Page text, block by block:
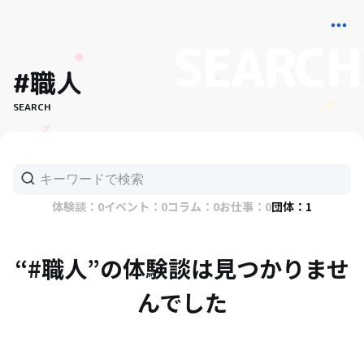
#職人
SEARCH
体験談：0イベント：0コラム：0お仕事：0団体：1
“#職人”の体験談は見つかりませ
んでした